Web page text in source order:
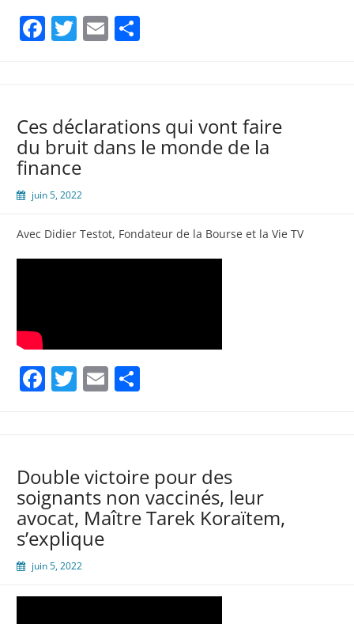
Facebook
Twitter
Email
Ces déclarations qui vont faire
du bruit dans le monde de la
finance
juin 5, 2022
Avec Didier Testot, Fondateur de la Bourse et la Vie TV
Facebook
Twitter
Email
Double victoire pour des
soignants non vaccinés, leur
avocat, Maître Tarek Koraïtem,
s’explique
juin 5, 2022